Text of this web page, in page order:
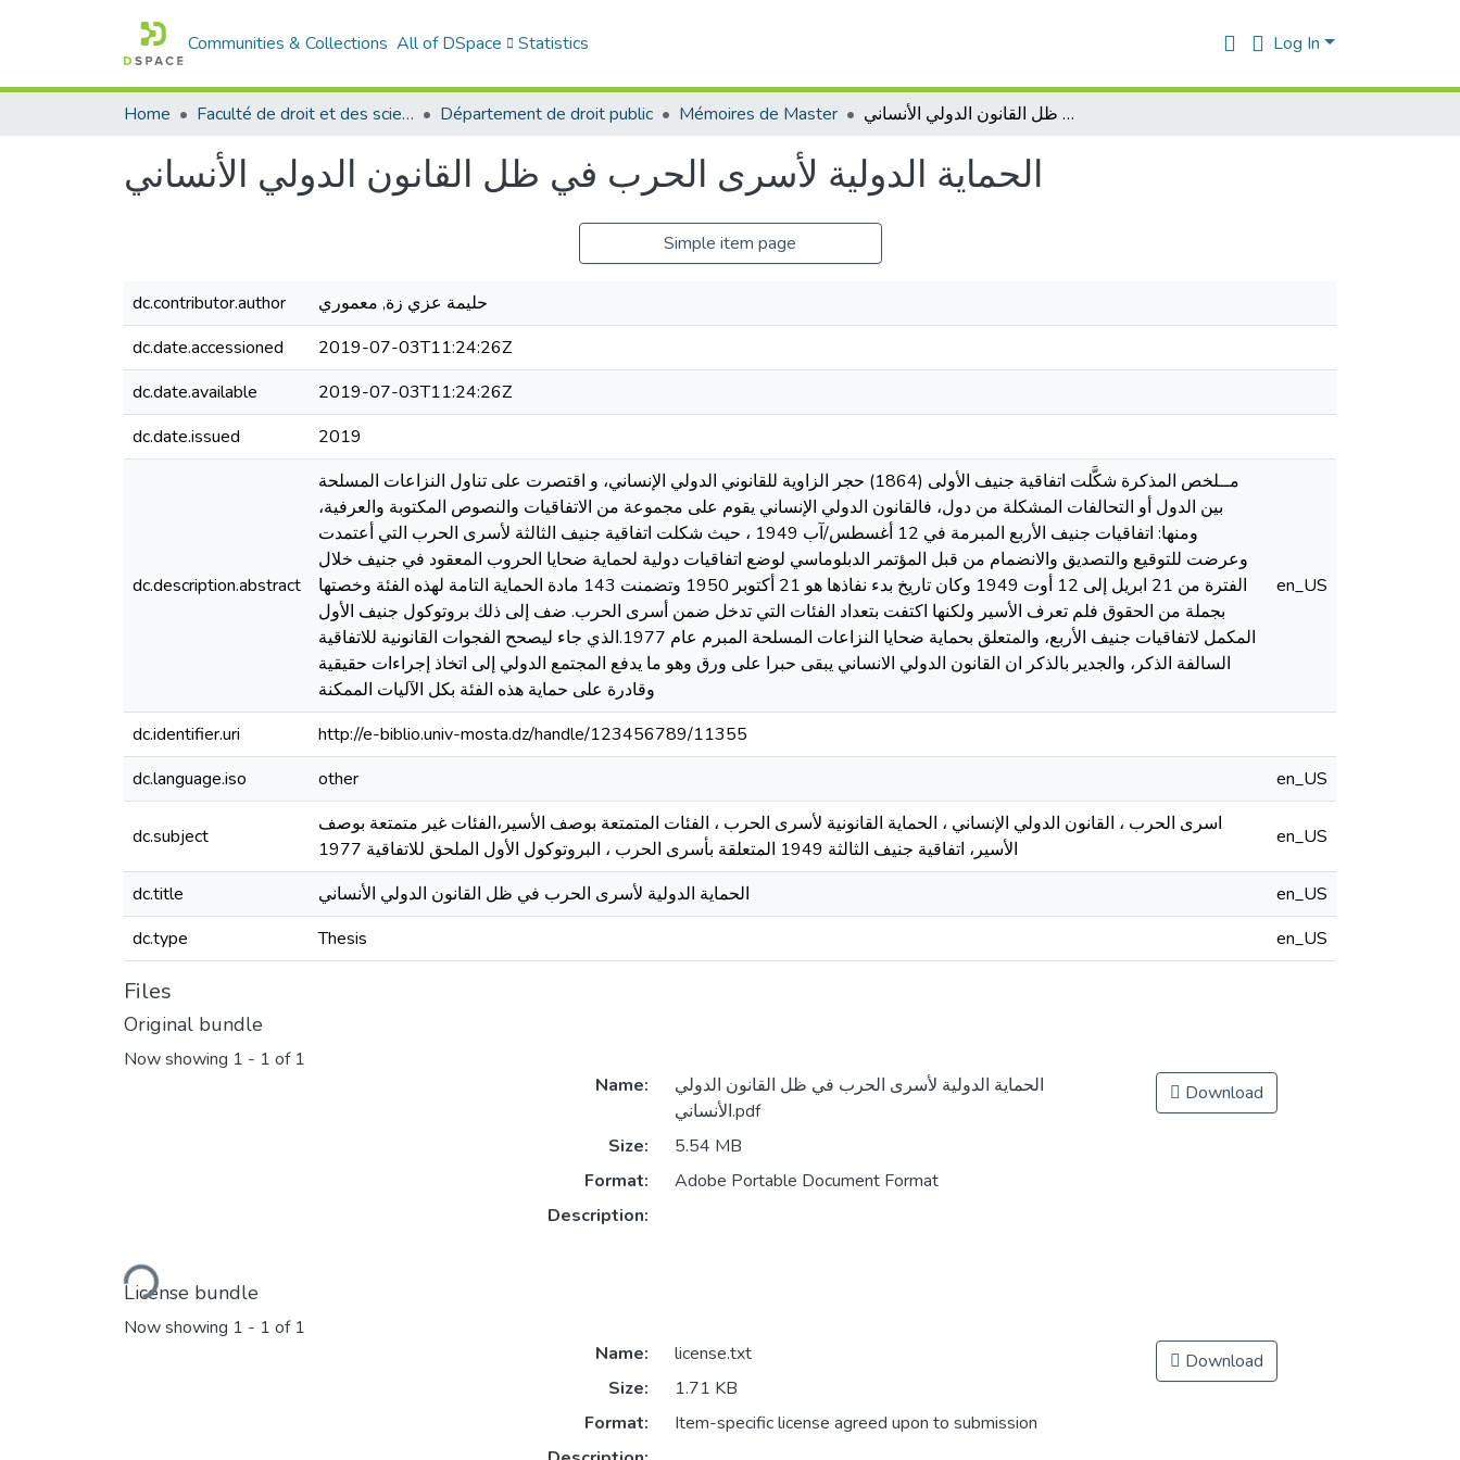
Communities & Collections All of DSpace Statistics Log In
Home Faculté de droit et des sciences politiques Département de droit public Mémoires de Master الحماية الدولية لأسرى الحرب في ظل القانون الدولي الأنساني
الحماية الدولية لأسرى الحرب في ظل القانون الدولي الأنساني
Simple item page
dc.contributor.author
حليمة عزي زة, معموري
dc.date.accessioned
2019-07-03T11:24:26Z
dc.date.available
2019-07-03T11:24:26Z
dc.date.issued
2019
dc.description.abstract
مــلخص المذكرة شكَّلت اتفاقية جنيف الأولى (1864) حجر الزاوية للقانوني الدولي الإنساني، و اقتصرت على تناول النزاعات المسلحة
بين الدول أو التحالفات المشكلة من دول، فالقانون الدولي الإنساني يقوم على مجموعة من الاتفاقيات والنصوص المكتوبة والعرفية،
ومنها: اتفاقيات جنيف الأربع المبرمة في 12 أغسطس/آب 1949 ، حيث شكلت اتفاقية جنيف الثالثة لأسرى الحرب التي أعتمدت
وعرضت للتوقيع والتصديق والانضمام من قبل المؤتمر الدبلوماسي لوضع اتفاقيات دولية لحماية ضحايا الحروب المعقود في جنيف خلال
الفترة من 21 ابريل إلى 12 أوت 1949 وكان تاريخ بدء نفاذها هو 21 أكتوبر 1950 وتضمنت 143 مادة الحماية التامة لهذه الفئة وخصتها
بجملة من الحقوق فلم تعرف الأسير ولكنها اكتفت بتعداد الفئات التي تدخل ضمن أسرى الحرب. ضف إلى ذلك بروتوكول جنيف الأول
المكمل لاتفاقيات جنيف الأربع، والمتعلق بحماية ضحايا النزاعات المسلحة المبرم عام 1977.الذي جاء ليصحح الفجوات القانونية للاتفاقية
السالفة الذكر، والجدير بالذكر ان القانون الدولي الانساني يبقى حبرا على ورق وهو ما يدفع المجتمع الدولي إلى اتخاذ إجراءات حقيقية
وقادرة على حماية هذه الفئة بكل الآليات الممكنة
en_US
dc.identifier.uri
http://e-biblio.univ-mosta.dz/handle/123456789/11355
dc.language.iso
other en_US
dc.subject
اسرى الحرب ، القانون الدولي الإنساني ، الحماية القانونية لأسرى الحرب ، الفئات المتمتعة بوصف الأسير،الفئات غير متمتعة بوصف
الأسير، اتفاقية جنيف الثالثة 1949 المتعلقة بأسرى الحرب ، البروتوكول الأول الملحق للاتفاقية 1977
en_US
dc.title الحماية الدولية لأسرى الحرب في ظل القانون الدولي الأنساني
en_US
dc.type
Thesis en_US
Files
Original bundle
Now showing 1 - 1 of 1
Loading...
Name:
الحماية الدولية لأسرى الحرب في ظل القانون الدولي
الأنساني.pdf
Size:
5.54 MB
Format:
Adobe Portable Document Format
Description:
Download
License bundle
Now showing 1 - 1 of 1
Name:
license.txt
Size:
1.71 KB
Format:
Item-specific license agreed upon to submission
Download